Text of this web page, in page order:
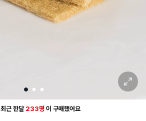
1 2 3
확대 보기
최근 한달 233명 이 구매했어요